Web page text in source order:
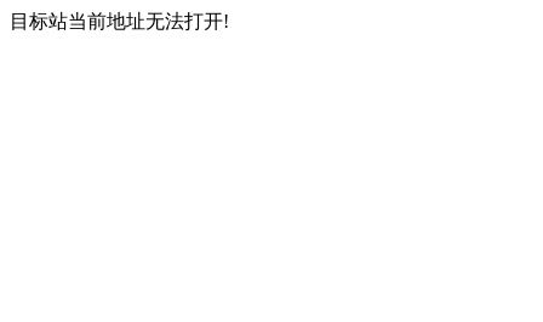
目标站当前地址无法打开!